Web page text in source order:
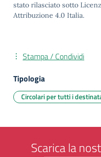
stato rilasciato sotto
Attribuzione 4.0 Italia.
Stampa / Condividi
Tipologia
Circolari per tutti i
Scarica la